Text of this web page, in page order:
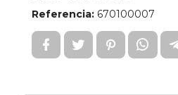
Referencia: 670100007